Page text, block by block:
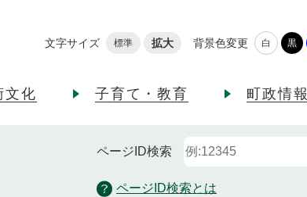
文字サイズ 標準 拡大 背景色変更 白 黒
文化 子育て・教育 町政情報
ページID検索
ページID検索とは